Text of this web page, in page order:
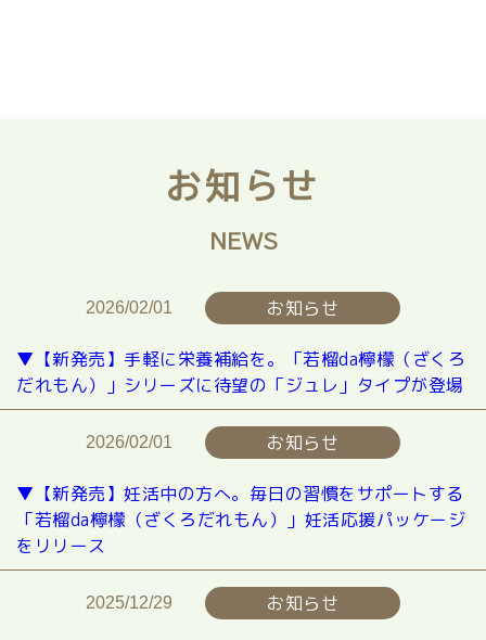
お知らせ
NEWS
2026/02/01 お知らせ
▼【新発売】手軽に栄養補給を。「若榴da檸檬（ざくろ
だれもん）」シリーズに待望の「ジュレ」タイプが登場
2026/02/01 お知らせ
▼【新発売】妊活中の方へ。毎日の習慣をサポートする
「若榴da檸檬（ざくろだれもん）」妊活応援パッケージ
をリリース
2025/12/29 お知らせ